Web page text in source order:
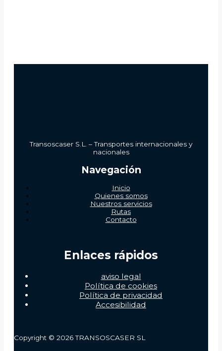
Transoscaser S.L. – Transportes internacionales y
nacionales
Navegación
Inicio
Quienes somos
Nuestros servicios
Rutas
Contacto
Enlaces rápidos
aviso legal
Política de cookies
Política de privacidad
Accesibilidad
Copyright © 2026 TRANSOSCASER SL